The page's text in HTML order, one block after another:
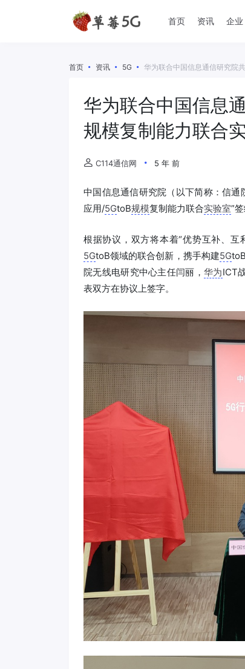
首页 资讯 企业
首页 资讯 5G 华为联合中国信息通信研究院
华为联合中国信息
规模复制能力联合
C114通信网 5 年 前
中国信息通信研究院（以下简称：信通
应用/5GtoB规模复制能力联合实验室”
根据协议，双方将本着“优势互补、
5GtoB领域的联合创新，携手构建5G
院无线电研究中心主任闫丽， 华为ICT
表双方在协议上签字。